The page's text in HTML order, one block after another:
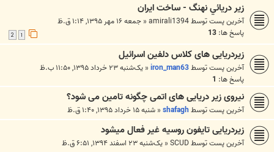
زير دريائي نهنگ - ساخت ايران
آخرین پست توسطamirali1394
« جمعه ۱۶ مهر ۱۳۹۵, ۱:۱۴ ق.ظ
پاسخ ها: 13
زیردریایی های کلاس دلفین اسرائیل
آخرین پست توسطiron_man63
« یک‌شنبه ۲۳ خرداد ۱۳۹۵, ۱۱:۵۰ ب.ظ
پاسخ ها: 1
نیروی زیر دریایی های اتمی چگونه تامین می شود؟
آخرین پست توسطshafagh
« شنبه ۱۵ خرداد ۱۳۹۵, ۱:۴۰ ق.ظ
زیردریایی تایفون روسیه غیر فعال میشود
آخرین پست توسطSCUD
« یک‌شنبه ۲۳ اسفند ۱۳۹۴, ۶:۵۱ ق.ظ